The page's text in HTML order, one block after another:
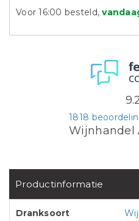
Voor 16:00 besteld,
Wijnhandel
1818
Productinformatie
Dranksoort